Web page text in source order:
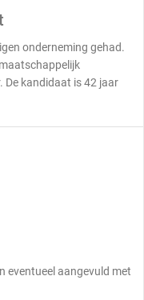
onderneming gehad.
De kandidaat is 42 jaar
eventueel aangevuld met